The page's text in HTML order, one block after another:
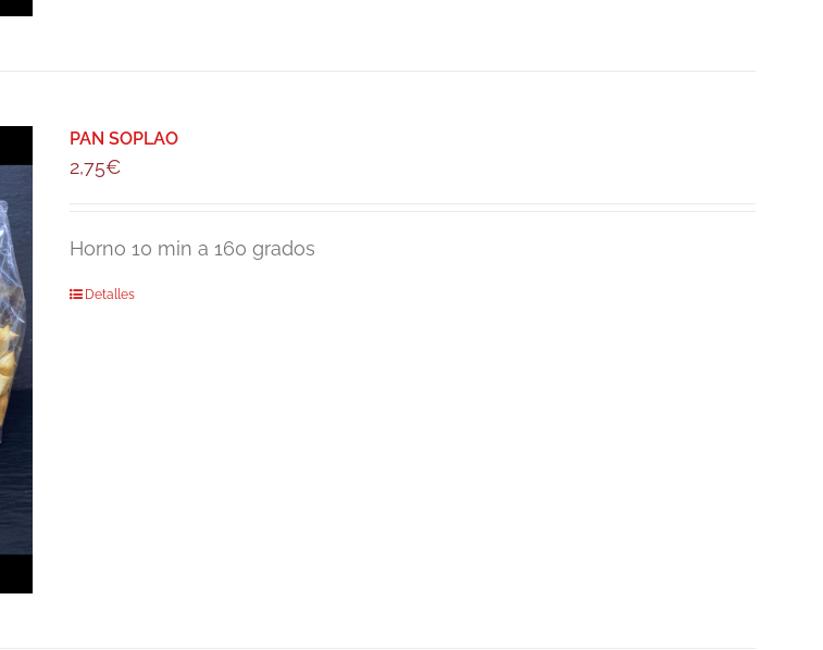
PAN SOPLAO
2,75€
Horno 10 min a 160 grados
Detalles